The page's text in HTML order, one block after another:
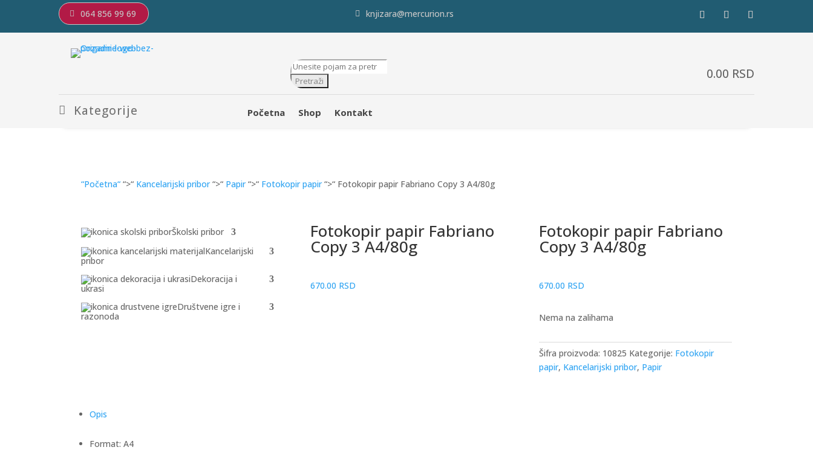
064 856 99 69 knjizara@mercurion.rs
Products
search
Pretraži 0.00 RSD
Kategorije Početna Shop Kontakt
“Početna“ “>“ Kancelarijski pribor“>“ Papir“>“ Fotokopir papir“>“ Fotokopir papir Fabriano Copy 3 A4/80g
Školski pribor
Kancelarijski
pribor
Dekoracija i
ukrasi
Društvene igre i
razonoda
Fotokopir papir Fabriano
Copy 3 A4/80g
670.00 RSD
Fotokopir papir Fabriano
Copy 3 A4/80g
670.00 RSD
Nema na zalihama
Šifra proizvoda: 10825 Kategorije: Fotokopir
papir, Kancelarijski pribor, Papir
Opis
Format: A4